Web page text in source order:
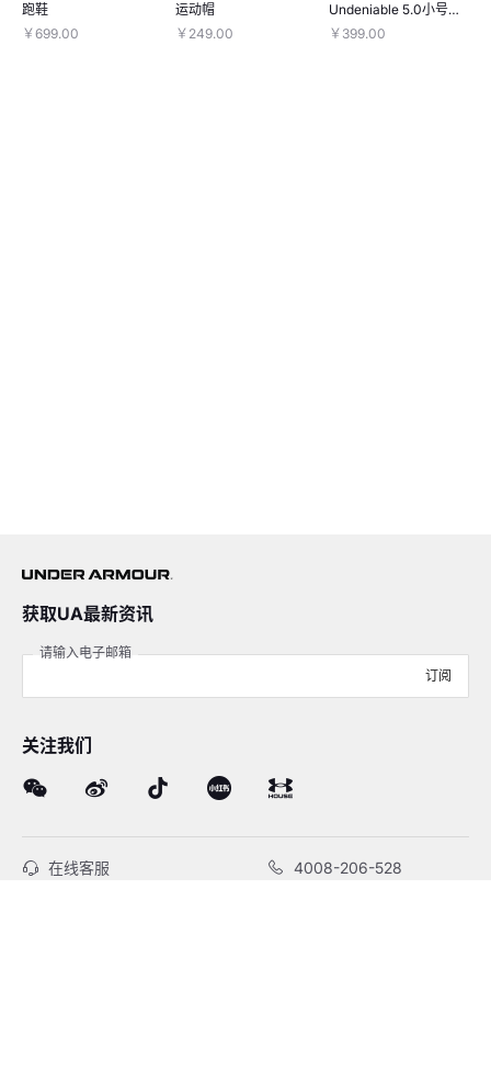
跑鞋
￥699.00
运动帽
￥249.00
Undeniable 5.0小号旅
行包
￥399.00
获取UA最新资讯
请输入电子邮箱
订阅
关注我们
在线客服 4008-206-528